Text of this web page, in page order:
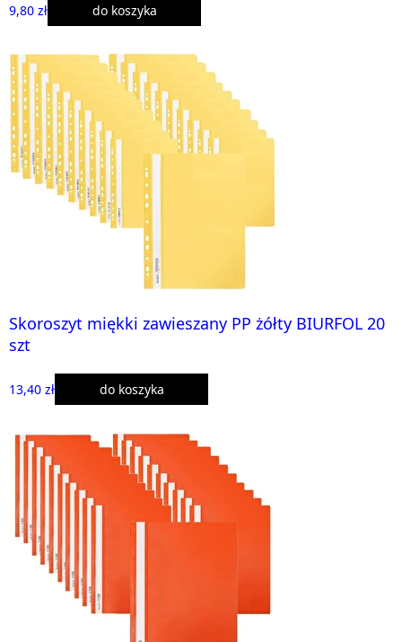
9,80 zł do koszyka
Skoroszyt miękki zawieszany PP żółty BIURFOL 20
szt
13,40 zł do koszyka